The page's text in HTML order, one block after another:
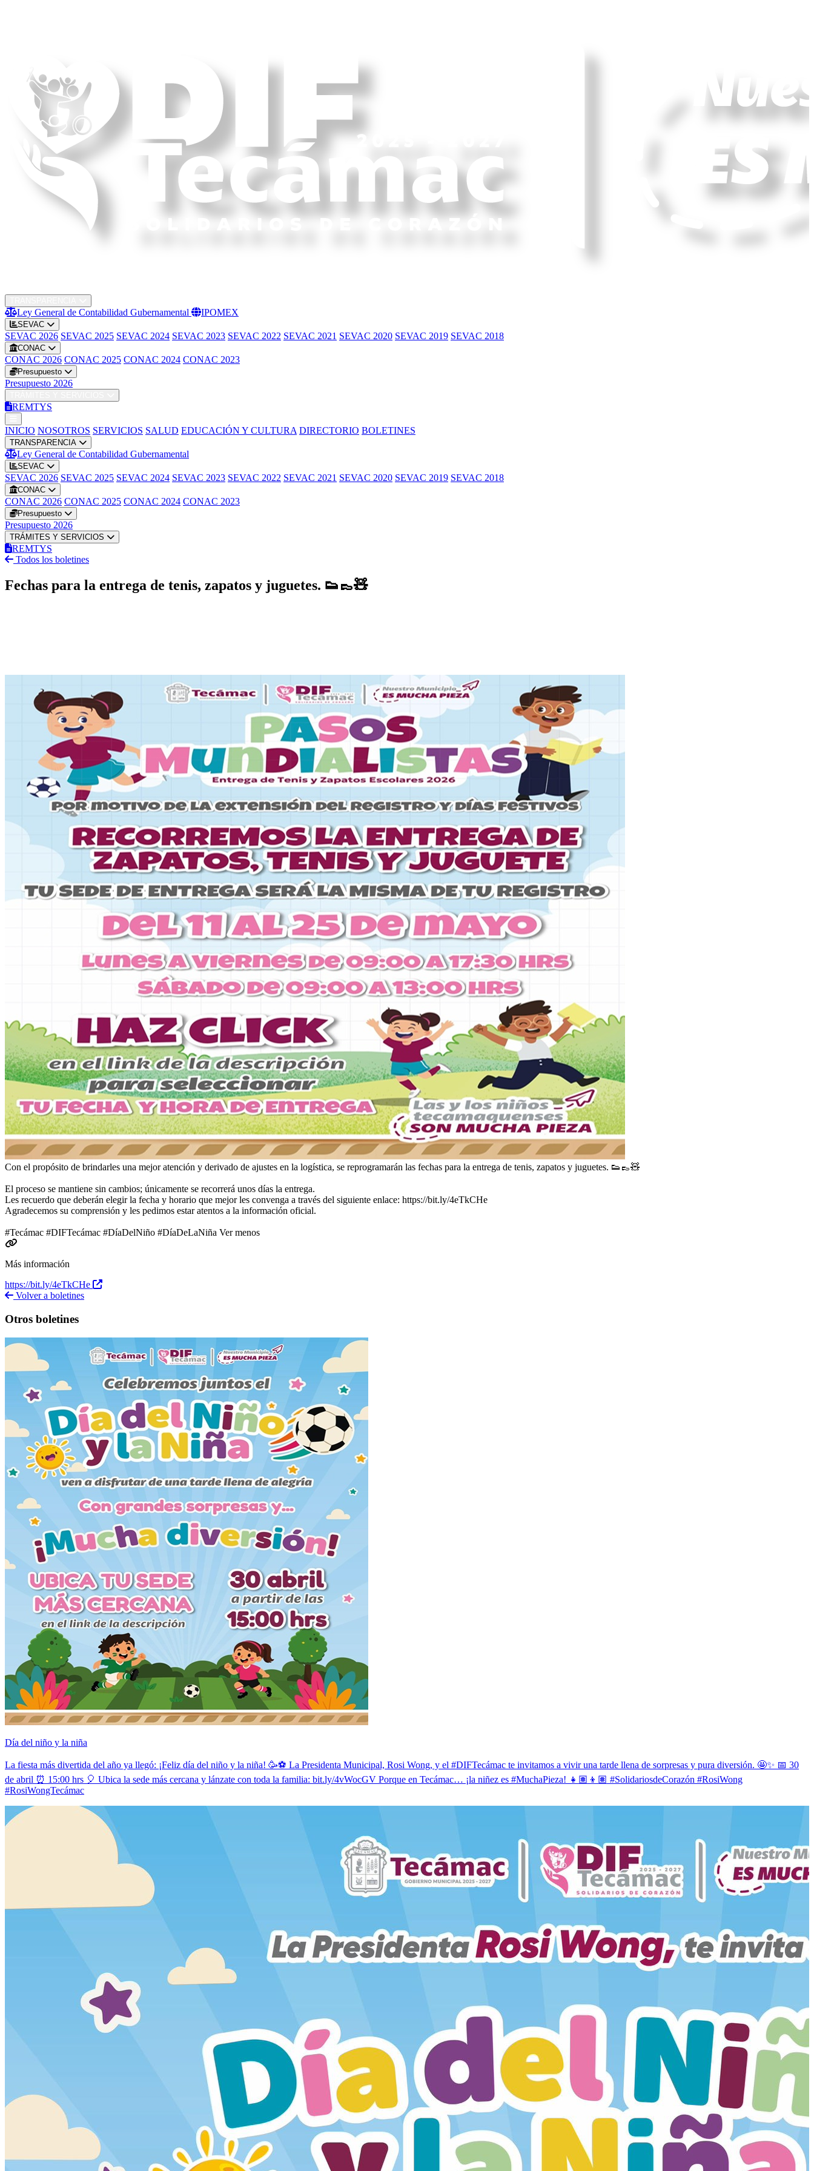
Ley General de Contabilidad Gubernamental IPOMEX
SEVAC
SEVAC 2026 SEVAC 2025 SEVAC 2024 SEVAC 2023 SEVAC 2022 SEVAC 2021 SEVAC 2020 SEVAC 2019 SEVAC 2018
CONAC
CONAC 2026 CONAC 2025 CONAC 2024 CONAC 2023
Presupuesto
Presupuesto 2026
REMTYS
INICIO NOSOTROS SERVICIOS SALUD EDUCACIÓN Y CULTURA DIRECTORIO BOLETINES
TRANSPARENCIA
Ley General de Contabilidad Gubernamental
SEVAC
SEVAC 2026 SEVAC 2025 SEVAC 2024 SEVAC 2023 SEVAC 2022 SEVAC 2021 SEVAC 2020 SEVAC 2019 SEVAC 2018
CONAC
CONAC 2026 CONAC 2025 CONAC 2024 CONAC 2023
Presupuesto
Presupuesto 2026
TRÁMITES Y SERVICIOS
REMTYS
Todos los boletines
Fechas para la entrega de tenis, zapatos y juguetes. 👟👞🧸
Con el propósito de brindarles una mejor atención y derivado de ajustes en la logística, se reprogramarán las fechas para la entrega de tenis, zapatos y juguetes. 👟👞🧸
El proceso se mantiene sin cambios; únicamente se recorrerá unos días la entrega.
Les recuerdo que deberán elegir la fecha y horario que mejor les convenga a través del siguiente enlace: https://bit.ly/4eTkCHe
Agradecemos su comprensión y les pedimos estar atentos a la información oficial.
#Tecámac #DIFTecámac #DíaDelNiño #DíaDeLaNiña Ver menos
Más información
https://bit.ly/4eTkCHe
Volver a boletines
Otros boletines
Día del niño y la niña
La fiesta más divertida del año ya llegó: ¡Feliz día del niño y la niña! 🥳⚽ La Presidenta Municipal, Rosi Wong, y el #DIFTecámac te invitamos a vivir una tarde llena de sorpresas y pura diversión. 🤩✨ 📅 30
de abril ⏰ 15:00 hrs 🎈 Ubica la sede más cercana y lánzate con toda la familia: bit.ly/4vWocGV Porque en Tecámac… ¡la niñez es #MuchaPieza! 👧🏽👦🏽 #SolidariosdeCorazón #RosiWong
#RosiWongTecámac